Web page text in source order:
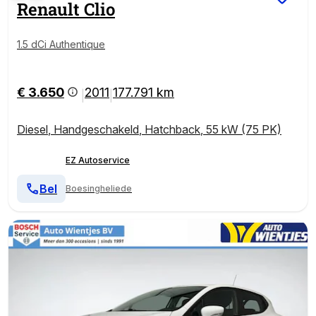
Renault Clio
1.5 dCi Authentique
€ 3.650 2011 177.791 km
Diesel, Handgeschakeld, Hatchback, 55 kW (75 PK)
EZ Autoservice
Boesingheliede
Bel